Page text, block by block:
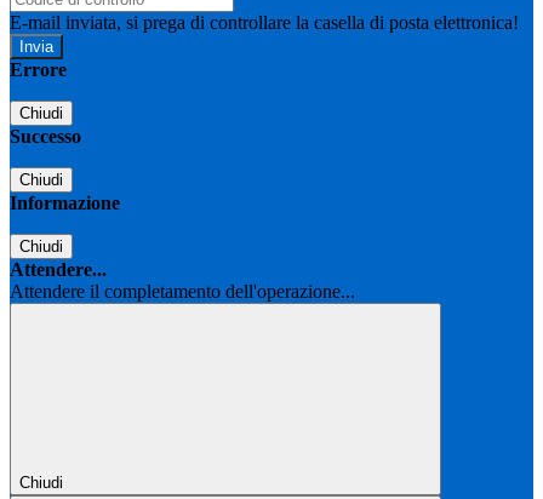
E-mail inviata, si prega di controllare la casella di posta elettronica!
Errore
Chiudi
Successo
Chiudi
Informazione
Chiudi
Attendere...
Attendere il completamento dell'operazione...
Chiudi